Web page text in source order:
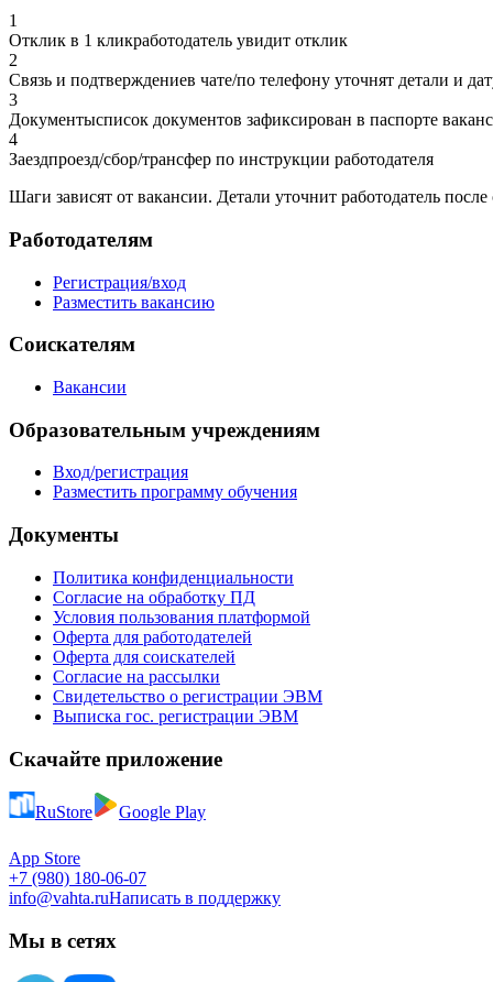
1
Отклик в 1 кликработодатель увидит отклик
2
Связь и подтверждениев чате/по телефону уточнят детали и
3
Документысписок документов зафиксирован в паспорте
4
Заездпроезд/сбор/трансфер по инструкции работодателя
Шаги зависят от вакансии. Детали уточнит работодатель после
Работодателям
Регистрация/вход
Разместить вакансию
Соискателям
Вакансии
Образовательным учреждениям
Вход/регистрация
Разместить программу обучения
Документы
Политика конфиденциальности
Согласие на обработку ПД
Условия пользования платформой
Оферта для работодателей
Оферта для соискателей
Согласие на рассылки
Свидетельство о регистрации ЭВМ
Выписка гос. регистрации ЭВМ
Скачайте приложение
RuStore Google Play
App Store
+7 (980) 180-06-07
info@vahta.ruНаписать в поддержку
Мы в сетях